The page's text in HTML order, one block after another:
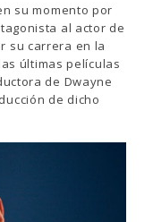
su momento por
al actor de
su carrera en la
últimas películas
de Dwayne
de dicho